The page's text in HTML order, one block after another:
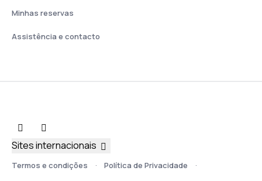
Minhas reservas
Assistência e contacto
Termos e condições Política de Privacidade
Sites internacionais